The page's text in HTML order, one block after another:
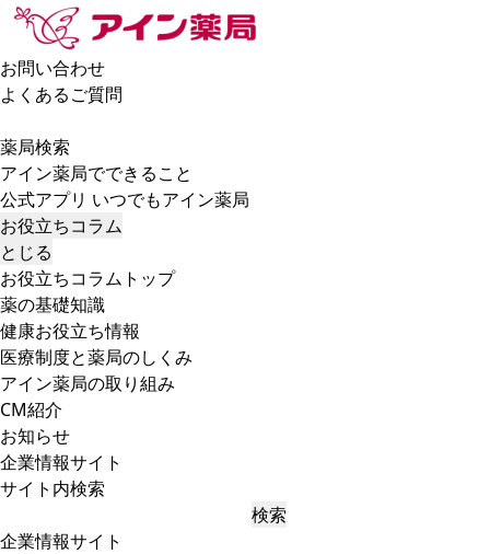
お問い合わせ
よくあるご質問
薬局検索
アイン薬局でできること
公式アプリ いつでもアイン薬局
お役立ちコラム
とじる
お役立ちコラムトップ
薬の基礎知識
健康お役立ち情報
医療制度と薬局のしくみ
アイン薬局の取り組み
CM紹介
お知らせ
企業情報サイト
サイト内検索
検索
企業情報サイト